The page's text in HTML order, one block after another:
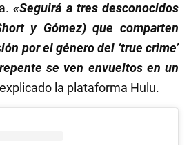
«Seguirá a tres desconocidos
y Gómez) que comparten
por el género del ‘true crime’
se ven envueltos en un
la plataforma Hulu.